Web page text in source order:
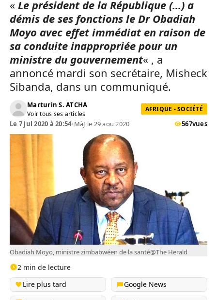
« Le président de la République (…) a
démis de ses fonctions le Dr Obadiah
Moyo avec effet immédiat en raison de
sa conduite inappropriée pour un
ministre du gouvernement« , a
annoncé mardi son secrétaire, Misheck
Sibanda, dans un communiqué.
Marturin S. ATCHA
Voir tous ses articles
AFRIQUE - SOCIÉTÉ
Le 7 jul 2020 à 20:54•MàJ le 29 aou 2020 567vues
Obadiah Moyo, ministre zimbabwéen de la santé@The Herald
2 min de lecture
Lire plus tard
Google News